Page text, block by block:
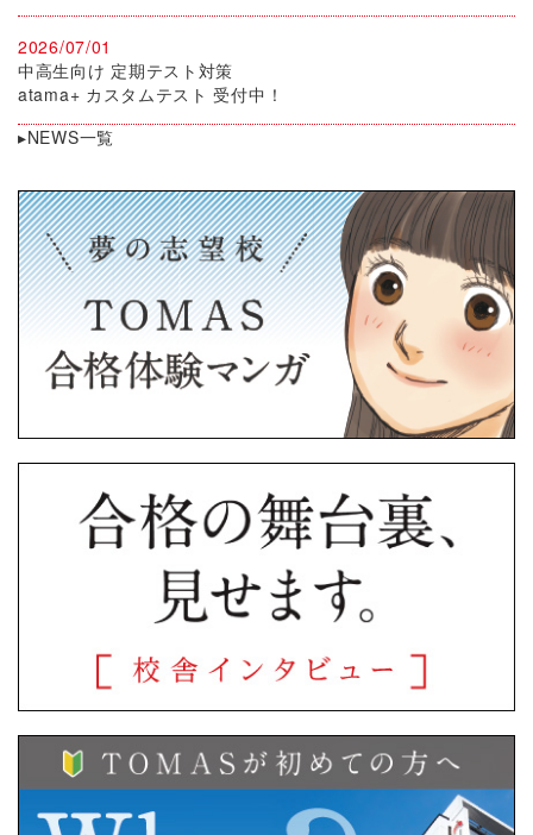
2026/07/01
中高生向け 定期テスト対策
atama+ カスタムテスト 受付中！
▸NEWS一覧